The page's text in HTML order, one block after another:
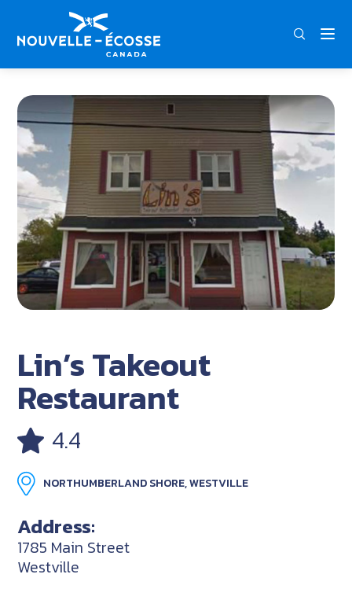
FRA
Home Lin’s Takeout Restaurant
Lin’s Takeout
Restaurant
4.4
NORTHUMBERLAND SHORE, WESTVILLE
Address:
1785 Main Street
Westville